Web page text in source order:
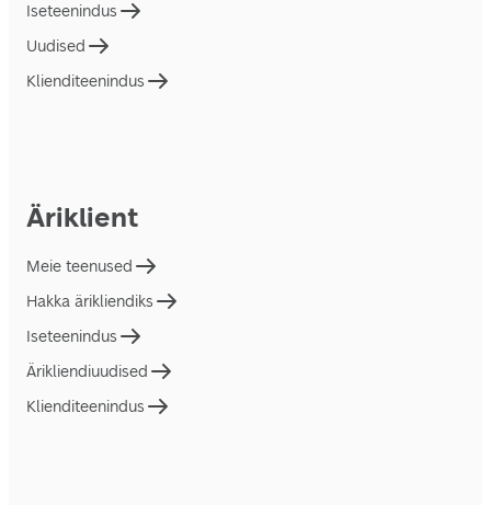
Iseteenindus
Uudised
Klienditeenindus
Äriklient
Meie teenused
Hakka ärikliendiks
Iseteenindus
Ärikliendiuudised
Klienditeenindus